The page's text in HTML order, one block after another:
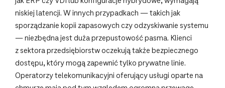
niskiej latencji. W innych przypadkach — takich jak
sporządzanie kopii zapasowych czy odzyskiwanie systemu
— niezbędna jest duża przepustowość pasma. Klienci
z sektora przedsiębiorstw oczekują także bezpiecznego
dostępu, który mogą zapewnić tylko prywatne linie.
Operatorzy telekomunikacyjni oferujący usługi oparte na